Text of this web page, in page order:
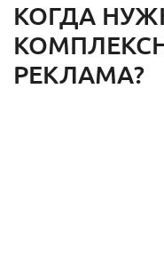
КОГДА
РЕКЛАМА?